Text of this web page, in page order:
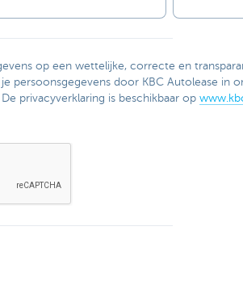
op een wettelijke, correcte en
persoonsgegevens door KBC Autolease in
privacyverklaring is beschikbaar op